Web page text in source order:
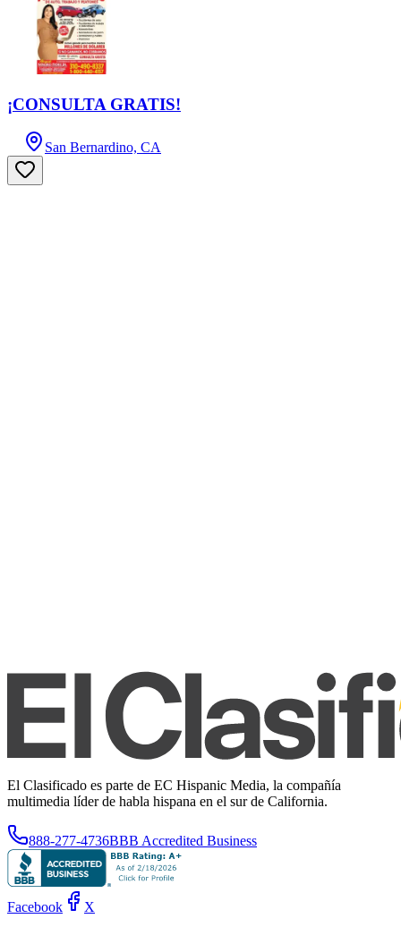
¡CONSULTA GRATIS!
San Bernardino, CA
El Clasificado es parte de EC Hispanic Media, la compañía
multimedia líder de habla hispana en el sur de California.
888-277-4736BBB Accredited Business
Facebook X